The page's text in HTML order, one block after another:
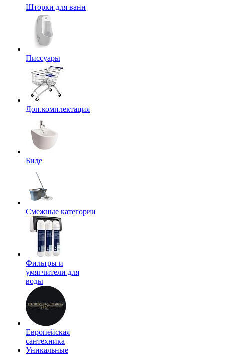
Шторки для ванн
Писсуары
Доп.комплектация
Биде
Смежные категории
Фильтры и
умягчители для
воды
Европейская
сантехника
Уникальные